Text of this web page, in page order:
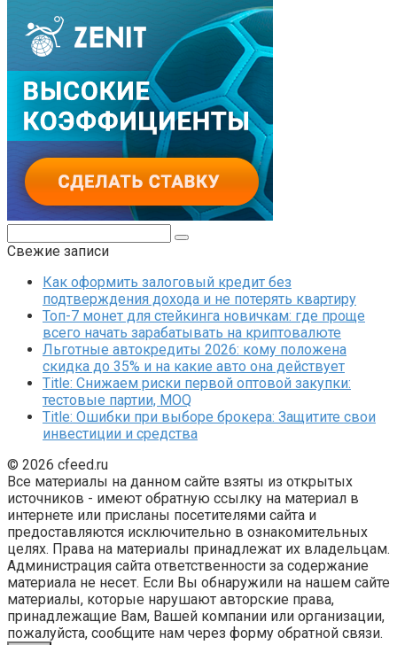
Свежие записи
Как оформить залоговый кредит без
подтверждения дохода и не потерять квартиру
Топ-7 монет для стейкинга новичкам: где проще
всего начать зарабатывать на криптовалюте
Льготные автокредиты 2026: кому положена
скидка до 35% и на какие авто она действует
Title: Снижаем риски первой оптовой закупки:
тестовые партии, MOQ
Title: Ошибки при выборе брокера: Защитите свои
инвестиции и средства
© 2026 cfeed.ru
Все материалы на данном сайте взяты из открытых
источников - имеют обратную ссылку на материал в
интернете или присланы посетителями сайта и
предоставляются исключительно в ознакомительных
целях. Права на материалы принадлежат их владельцам.
Администрация сайта ответственности за содержание
материала не несет. Если Вы обнаружили на нашем сайте
материалы, которые нарушают авторские права,
принадлежащие Вам, Вашей компании или организации,
пожалуйста, сообщите нам через форму обратной связи.